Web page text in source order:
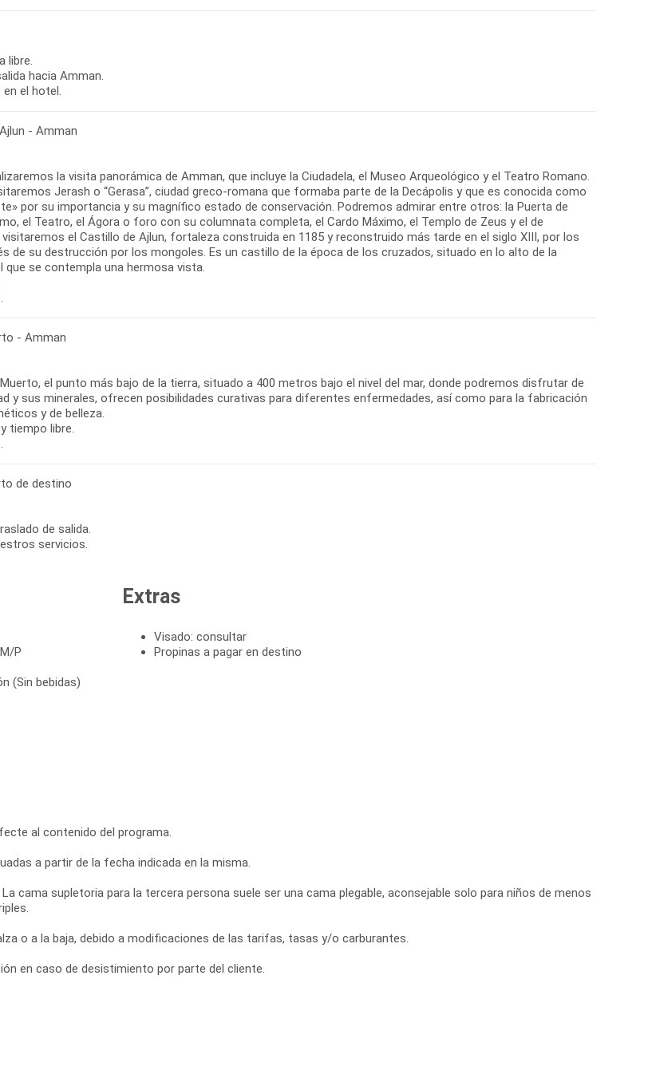
libre.
hacia Amman.
el hotel.
- Amman
la visita panorámica de Amman, que incluye la Ciudadela, el Museo Arqueológico y el Teatro Romano.
Jerash o “Gerasa”, ciudad greco-romana que formaba parte de la Decápolis y que es conocida como
por su importancia y su magnífico estado de conservación. Podremos admirar entre otros: la Puerta de
el Teatro, el Ágora o foro con su columnata completa, el Cardo Máximo, el Templo de Zeus y el de
el Castillo de Ajlun, fortaleza construida en 1185 y reconstruido más tarde en el siglo XIII, por los
de su destrucción por los mongoles. Es un castillo de la época de los cruzados, situado en lo alto de la
que se contempla una hermosa vista.
- Amman
el punto más bajo de la tierra, situado a 400 metros bajo el nivel del mar, donde podremos disfrutar de
y sus minerales, ofrecen posibilidades curativas para diferentes enfermedades, así como para la fabricación
y de belleza.
tiempo libre.
de destino
de salida.
servicios.
P
(Sin bebidas)
Extras
Visado: consultar
Propinas a pagar en destino
al contenido del programa.
a partir de la fecha indicada en la misma.
cama supletoria para la tercera persona suele ser una cama plegable, aconsejable solo para niños de menos
o a la baja, debido a modificaciones de las tarifas, tasas y/o carburantes.
en caso de desistimiento por parte del cliente.